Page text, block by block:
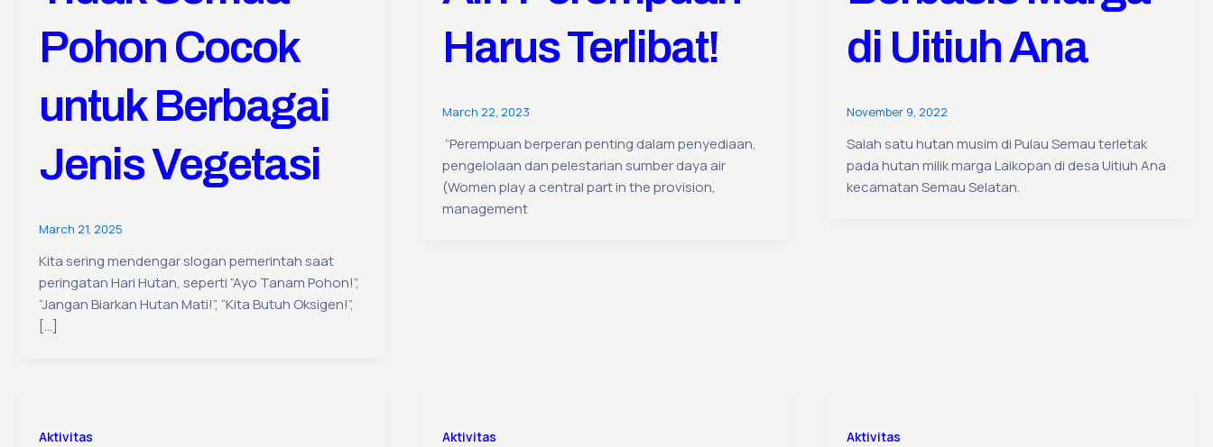
Pohon Cocok
untuk Berbagai
Jenis Vegetasi
March 21, 2025
Kita sering mendengar slogan pemerintah saat
peringatan Hari Hutan, seperti “Ayo Tanam Pohon!”,
“Jangan Biarkan Hutan Mati!”, “Kita Butuh Oksigen!”,
[…]
Harus Terlibat!
March 22, 2023
“Perempuan berperan penting dalam penyediaan,
pengelolaan dan pelestarian sumber daya air
(Women play a central part in the provision,
management
di Uitiuh Ana
November 9, 2022
Salah satu hutan musim di Pulau Semau terletak
pada hutan milik marga Laikopan di desa Uitiuh Ana
kecamatan Semau Selatan.
Aktivitas Aktivitas Aktivitas